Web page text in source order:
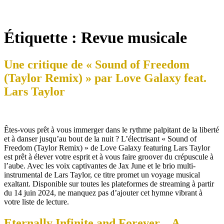
Étiquette : Revue musicale
Une critique de « Sound of Freedom
(Taylor Remix) » par Love Galaxy feat.
Lars Taylor
Êtes-vous prêt à vous immerger dans le rythme palpitant de la liberté
et à danser jusqu’au bout de la nuit ? L’électrisant « Sound of
Freedom (Taylor Remix) » de Love Galaxy featuring Lars Taylor
est prêt à élever votre esprit et à vous faire groover du crépuscule à
l’aube. Avec les voix captivantes de Jax June et le brio multi-
instrumental de Lars Taylor, ce titre promet un voyage musical
exaltant. Disponible sur toutes les plateformes de streaming à partir
du 14 juin 2024, ne manquez pas d’ajouter cet hymne vibrant à
votre liste de lecture.